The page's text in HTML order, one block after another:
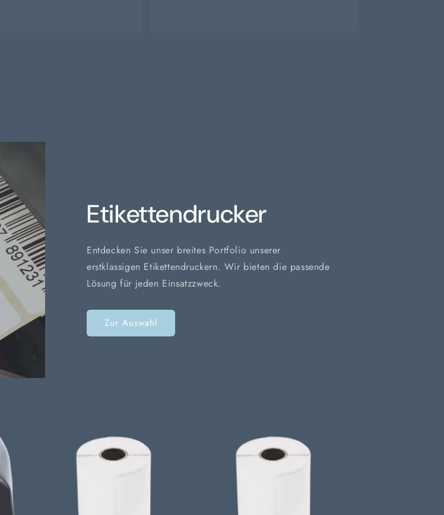
Etikettendrucker
Entdecken Sie unser breites Portfolio unserer
erstklassigen Etikettendruckern. Wir bieten die passende
Lösung für jeden Einsatzzweck.
Zur Auswahl